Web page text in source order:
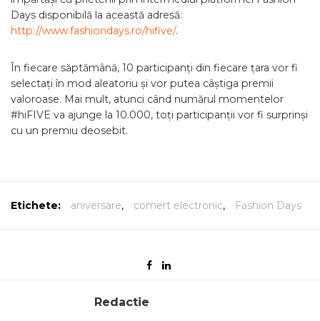
Days disponibilă la această adresă:
http://www.fashiondays.ro/hifive/.
În fiecare săptămână, 10 participanți din fiecare țara vor fi
selectați în mod aleatoriu și vor putea câștiga premii
valoroase. Mai mult, atunci când numărul momentelor
#hiFIVE va ajunge la 10.000, toți participanții vor fi surprinși
cu un premiu deosebit.
Etichete: aniversare, comert electronic, Fashion Days
Redactie